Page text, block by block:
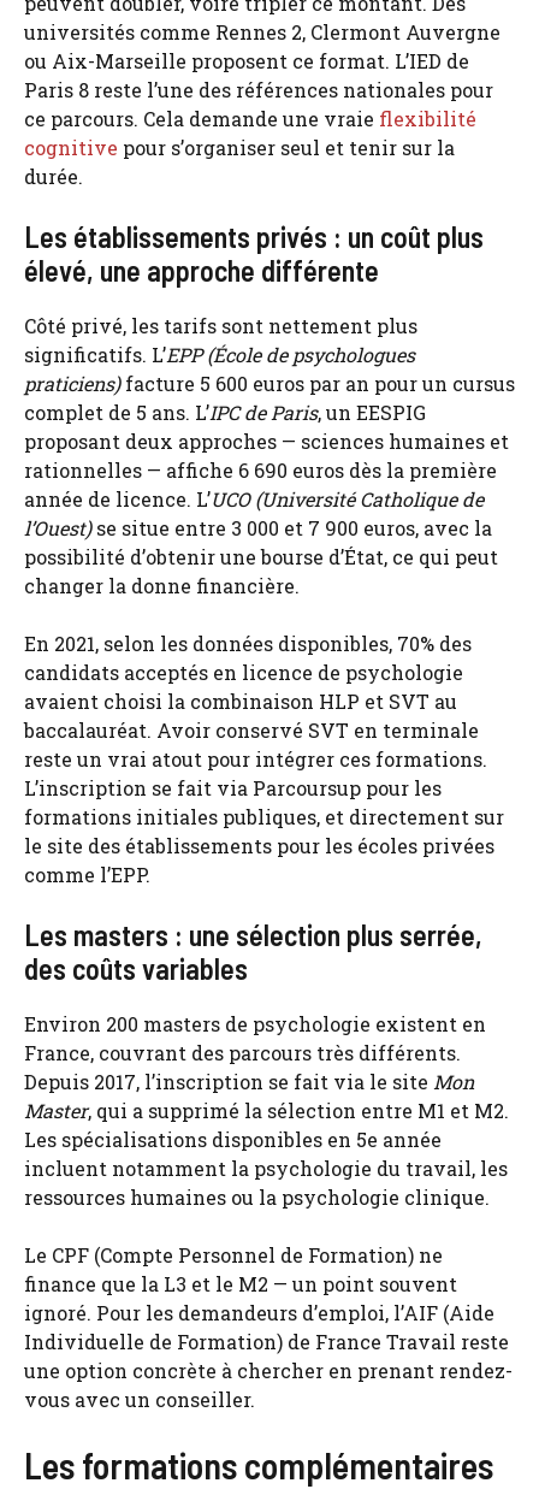
universités comme Rennes 2, Clermont Auvergne
ou Aix-Marseille proposent ce format. L’IED de
Paris 8 reste l’une des références nationales pour
ce parcours. Cela demande une vraie flexibilité
cognitive pour s’organiser seul et tenir sur la
durée.
Les établissements privés : un coût plus
élevé, une approche différente
Côté privé, les tarifs sont nettement plus
significatifs. L’EPP (École de psychologues
praticiens)facture 5 600 euros par an pour un cursus
complet de 5 ans. L’IPC de Paris, un EESPIG
proposant deux approches — sciences humaines et
rationnelles — affiche 6 690 euros dès la première
année de licence. L’UCO (Université Catholique de
l’Ouest)se situe entre 3 000 et 7 900 euros, avec la
possibilité d’obtenir une bourse d’État, ce qui peut
changer la donne financière.
En 2021, selon les données disponibles, 70% des
candidats acceptés en licence de psychologie
avaient choisi la combinaison HLP et SVT au
baccalauréat. Avoir conservé SVT en terminale
reste un vrai atout pour intégrer ces formations.
L’inscription se fait via Parcoursup pour les
formations initiales publiques, et directement sur
le site des établissements pour les écoles privées
comme l’EPP.
Les masters : une sélection plus serrée,
des coûts variables
Environ 200 masters de psychologie existent en
France, couvrant des parcours très différents.
Depuis 2017, l’inscription se fait via le site Mon
Master, qui a supprimé la sélection entre M1 et M2.
Les spécialisations disponibles en 5e année
incluent notamment la psychologie du travail, les
ressources humaines ou la psychologie clinique.
Le CPF (Compte Personnel de Formation) ne
finance que la L3 et le M2 — un point souvent
ignoré. Pour les demandeurs d’emploi, l’AIF (Aide
Individuelle de Formation) de France Travail reste
une option concrète à chercher en prenant rendez-
vous avec un conseiller.
Les formations complémentaires